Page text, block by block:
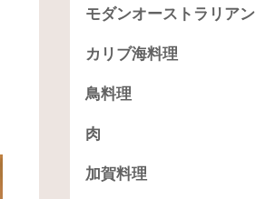
モダンオーストラリアン
カリブ海料理
鳥料理
肉
加賀料理